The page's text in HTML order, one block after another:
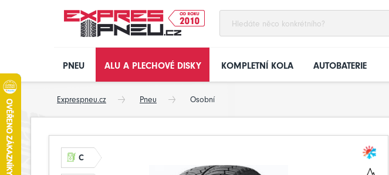
PNEU ALU A PLECHOVÉ DISKY KOMPLETNÍ KOLA AUTOBATERIE
Exprespneu.cz Pneu Osobní
C